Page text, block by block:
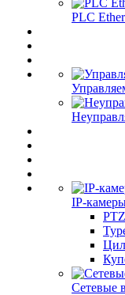
PLC
IP-
Сетевые